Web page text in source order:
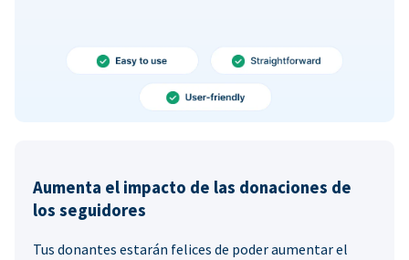
Aumenta el impacto de las donaciones de
los seguidores
Tus donantes estarán felices de poder aumentar el